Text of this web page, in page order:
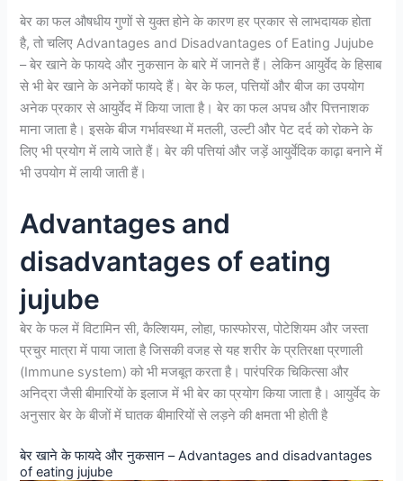
बेर का फल औषधीय गुणों से युक्त होने के कारण हर प्रकार से लाभदायक होता
है, तो चलिए Advantages and Disadvantages of Eating Jujube
– बेर खाने के फायदे और नुकसान के बारे में जानते हैं। लेकिन आयुर्वेद के हिसाब
से भी बेर खाने के अनेकों फायदे हैं। बेर के फल, पत्तियों और बीज का उपयोग
अनेक प्रकार से आयुर्वेद में किया जाता है। बेर का फल अपच और पित्तनाशक
माना जाता है। इसके बीज गर्भावस्था में मतली, उल्टी और पेट दर्द को रोकने के
लिए भी प्रयोग में लाये जाते हैं। बेर की पत्तियां और जड़ें आयुर्वेदिक काढ़ा बनाने में
भी उपयोग में लायी जाती हैं।
Advantages and
disadvantages of eating
jujube
बेर के फल में विटामिन सी, कैल्शियम, लोहा, फास्फोरस, पोटेशियम और जस्ता
प्रचुर मात्रा में पाया जाता है जिसकी वजह से यह शरीर के प्रतिरक्षा प्रणाली
(Immune system) को भी मजबूत करता है। पारंपरिक चिकित्सा और
अनिद्रा जैसी बीमारियों के इलाज में भी बेर का प्रयोग किया जाता है। आयुर्वेद के
अनुसार बेर के बीजों में घातक बीमारियों से लड़ने की क्षमता भी होती है
बेर खाने के फायदे और नुकसान – Advantages and disadvantages
of eating jujube